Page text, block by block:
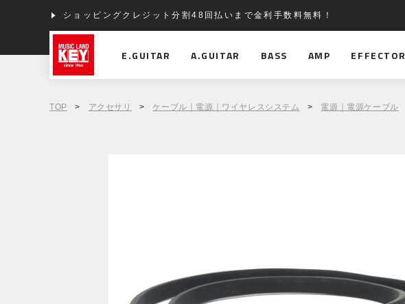
ショッピングクレジット分割48回払いまで金利手数料無料！
E.GUITAR A.GUITAR BASS AMP EFFECTOR
TOP > アクセサリ > ケーブル｜電源｜ワイヤレスシステム > 電源｜電源ケーブル